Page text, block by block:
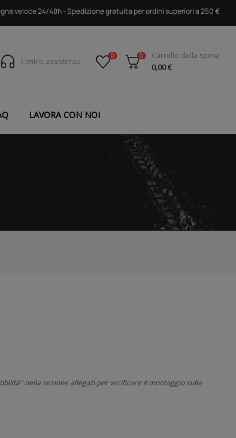
veloce 24/48h - Spedizione gratuita per ordini superiori a 250 €
Centro assistenza
0 0
Carrello della spesa
0,00 €
LAVORA CON NOI
nella sezione allegati per verificare il montaggio sulla